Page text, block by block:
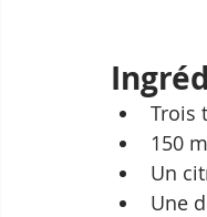
Trois
150
Un
Une